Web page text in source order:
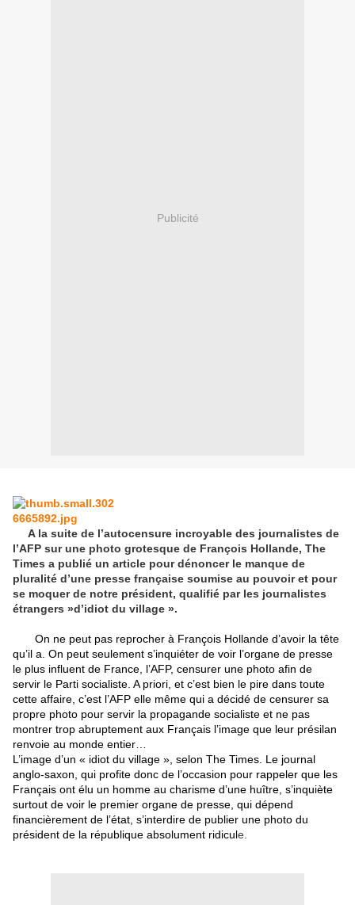
Publicité
A la suite de l’autocensure incroyable des journalistes de
l’AFP sur une photo grotesque de François Hollande, The
Times a publié un article pour dénoncer le manque de
pluralité d’une presse française soumise au pouvoir et pour
se moquer de notre président, qualifié par les journalistes
étrangers »d’idiot du village ».
On ne peut pas reprocher à François Hollande d’avoir la tête
qu’il a. On peut seulement s’inquiéter de voir l’organe de presse
le plus influent de France, l’AFP, censurer une photo afin de
servir le Parti socialiste. A priori, et c’est bien le pire dans toute
cette affaire, c’est l’AFP elle même qui a décidé de censurer sa
propre photo pour servir la propagande socialiste et ne pas
montrer trop abruptement aux Français l’image que leur présilan
renvoie au monde entier…
L’image d’un « idiot du village », selon The Times. Le journal
anglo-saxon, qui profite donc de l’occasion pour rappeler que les
Français ont élu un homme au charisme d’une huître, s’inquiète
surtout de voir le premier organe de presse, qui dépend
financièrement de l’état, s’interdire de publier une photo du
président de la république absolument ridicule.